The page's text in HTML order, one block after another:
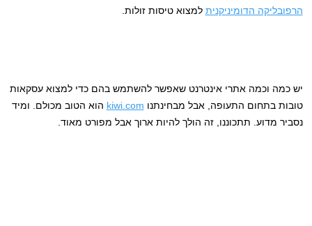
הרפובליקה הדומיניקנית למצוא טיסות זולות.
יש כמה וכמה אתרי אינטרנט שאפשר להשתמש בהם כדי למצוא עסקאות
טובות בתחום התעופה, אבל מבחינתנו kiwi.com הוא הטוב מכולם. ומיד
נסביר מדוע. תתכוננו, זה הולך להיות ארוך אבל מפורט מאוד.